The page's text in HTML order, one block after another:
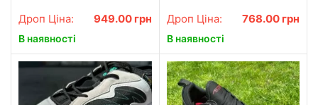
Дроп Ціна: 949.00 грн
В наявності
Дроп Ціна: 768.00 грн
В наявності